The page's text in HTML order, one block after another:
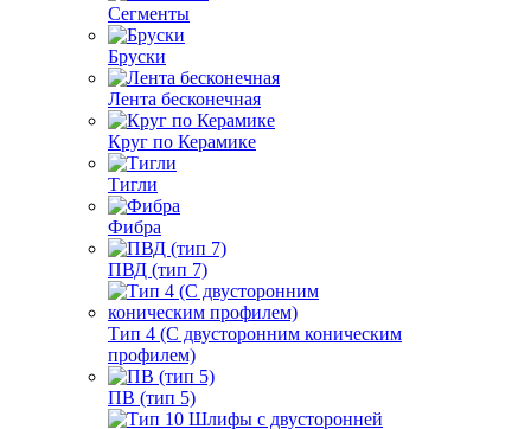
Сегменты
Бруски
Лента бесконечная
Круг по Керамике
Тигли
Фибра
ПВД (тип 7)
Тип 4 (С двусторонним коническим
профилем)
ПВ (тип 5)